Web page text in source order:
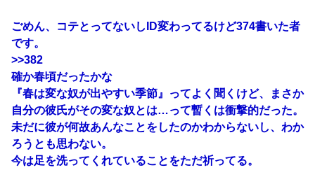
ごめん、コテとってないしID変わってるけど374書いた者
です。
>>382
確か春頃だったかな
『春は変な奴が出やすい季節』ってよく聞くけど、まさか
自分の彼氏がその変な奴とは…って暫くは衝撃的だった。
未だに彼が何故あんなことをしたのかわからないし、わか
ろうとも思わない。
今は足を洗ってくれていることをただ祈ってる。